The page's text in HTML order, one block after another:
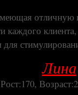
отличную
каждого
Лина
Рост:170,